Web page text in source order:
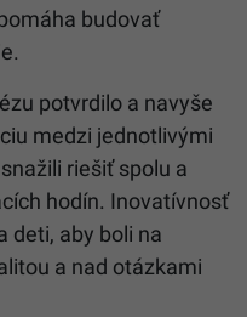
budovať
potvrdilo a navyše
medzi jednotlivými
riešiť spolu a
hodín. Inovatívnosť
deti, aby boli na
a nad otázkami